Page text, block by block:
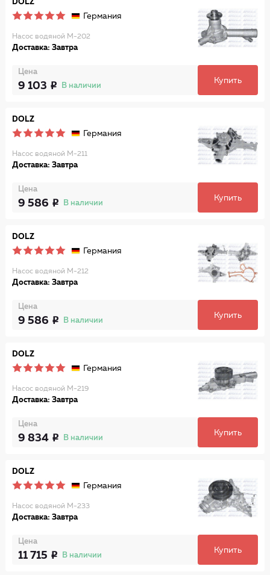
DOLZ
Германия
Насос водяной M-202
Доставка: Завтра
Цена
9 103 В наличии
Купить
DOLZ
Германия
Насос водяной M-211
Доставка: Завтра
Цена
9 586 В наличии
Купить
DOLZ
Германия
Насос водяной M-212
Доставка: Завтра
Цена
9 586 В наличии
Купить
DOLZ
Германия
Насос водяной M-219
Доставка: Завтра
Цена
9 834 В наличии
Купить
DOLZ
Германия
Насос водяной M-233
Доставка: Завтра
Цена
11 715 В наличии
Купить